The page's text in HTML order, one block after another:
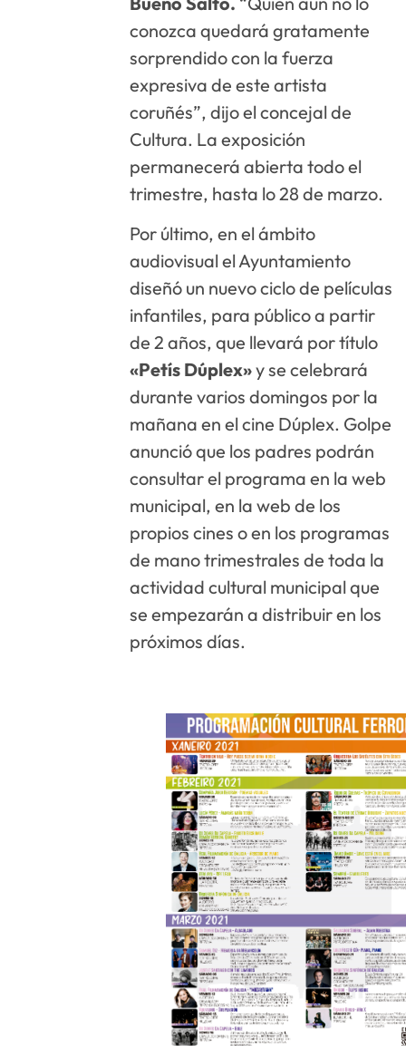
conozca quedará gratamente
sorprendido con la fuerza
expresiva de este artista
coruñés”, dijo el concejal de
Cultura. La exposición
permanecerá abierta todo el
trimestre, hasta lo 28 de marzo.
Por último, en el ámbito
audiovisual el Ayuntamiento
diseñó un nuevo ciclo de películas
infantiles, para público a partir
de 2 años, que llevará por título
«Petís Dúplex»y se celebrará
durante varios domingos por la
mañana en el cine Dúplex. Golpe
anunció que los padres podrán
consultar el programa en la web
municipal, en la web de los
propios cines o en los programas
de mano trimestrales de toda la
actividad cultural municipal que
se empezarán a distribuir en los
próximos días.